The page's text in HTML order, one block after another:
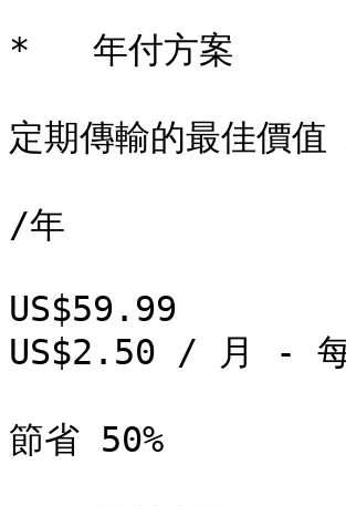
*   年付方案
定期傳輸的最佳價
/年
US$59.99
US$2.50 / 月 - 每
節省 50%